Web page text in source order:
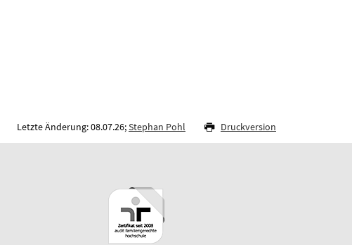
Letzte Änderung: 08.07.26;Stephan Pohl Druckversion